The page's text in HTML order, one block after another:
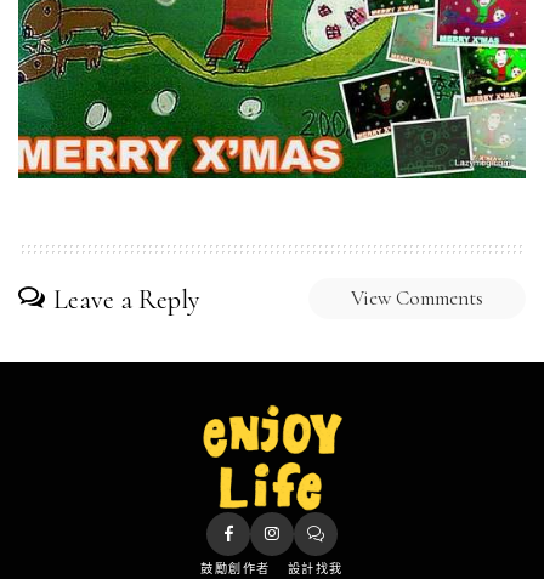
Leave a Reply View Comments
鼓勵創作者 設計找我